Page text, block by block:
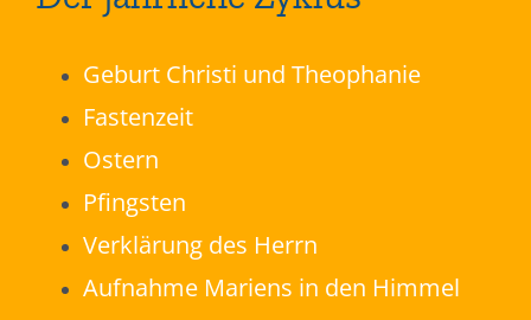
Geburt Christi und Theophanie
Fastenzeit
Ostern
Pfingsten
Verklärung des Herrn
Aufnahme Mariens in den Himmel